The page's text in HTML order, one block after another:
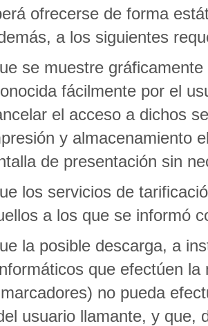
ofrecerse de forma
a los siguientes
se muestre
fácilmente por el
el acceso a dichos
y almacenamiento
de presentación sin
los servicios de
a los que se informó
la posible descarga, a
que efectúen
no pueda
usuario llamante, y que,